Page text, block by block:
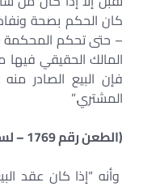
كان الحكم بصحة
– حتى تحكم المحكمة
المالك الحقيقي فيها
فإن البيع الصادر
المشتري.”
(الطعن رقم 1769 – لسنه 62ق -تاريخ الجلسة 26/11/1998)
وأنه “إذا كان عقد